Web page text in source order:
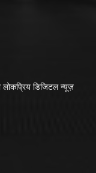
डिजिटल न्यूज़